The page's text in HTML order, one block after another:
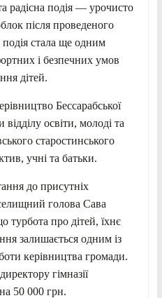
радісна подія — урочисто
після проведеного
стала ще одним
і безпечних умов
дітей.
Бессарабської
освіти, молоді та
старостинського
учні та батьки.
до присутніх
голова Сава
турбота про дітей, їхнє
залишається одним із
керівництва громади.
гімназії
50 000 грн.